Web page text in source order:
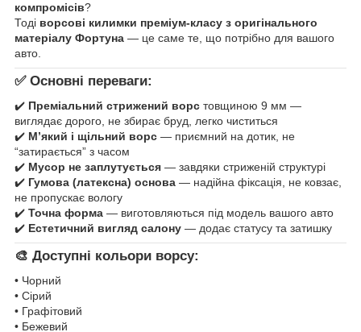
компромісів?
Тоді ворсові килимки преміум-класу з оригінального
матеріалу Фортуна — це саме те, що потрібно для вашого
авто.
✅ Основні переваги:
✔️ Преміальний стрижений ворс товщиною 9 мм —
виглядає дорого, не збирає бруд, легко чиститься
✔️ М’який і щільний ворс — приємний на дотик, не
“затирається” з часом
✔️ Мусор не заплутується — завдяки стриженій структурі
✔️ Гумова (латексна) основа — надійна фіксація, не ковзає,
не пропускає вологу
✔️ Точна форма — виготовляються під модель вашого авто
✔️ Естетичний вигляд салону — додає статусу та затишку
🎨 Доступні кольори ворсу:
• Чорний
• Сірий
• Графітовий
• Бежевий